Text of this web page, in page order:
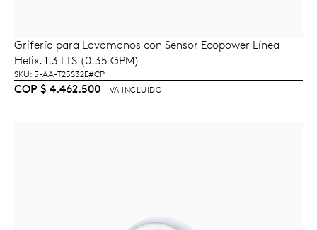
AÑADIR AL CARRITO
Grifería para Lavamanos con Sensor Ecopower Línea
Helix. 1.3 LTS (0.35 GPM)
SKU: 5-AA-T25S32E#CP
COP $ 4.462.500 IVA INCLUIDO